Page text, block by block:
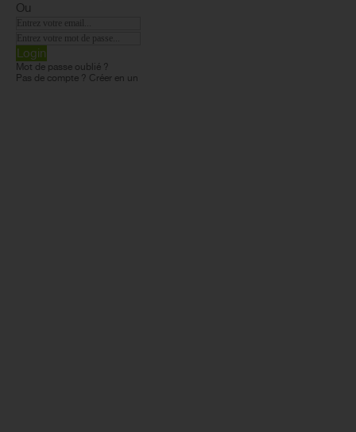
Ou
Login
Mot de passe oublié ?
Pas de compte ? Créer en un